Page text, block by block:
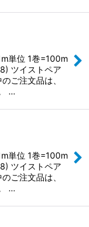
単位 1巻=100m
ツイストペア
ご注文品は、
…
単位 1巻=100m
ツイストペア
ご注文品は、
…